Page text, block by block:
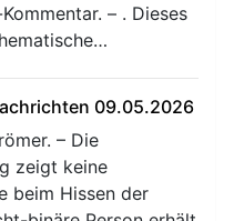
– . Dieses
09.05.2026
– Die
zeigt keine
beim Hissen der